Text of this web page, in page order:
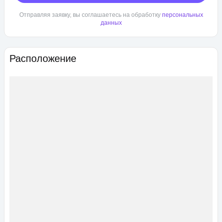
Расположение
Отправляя заявку, вы соглашаетесь на обработку персональных
данных